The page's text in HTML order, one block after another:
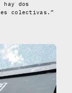
dos
colectivas.”